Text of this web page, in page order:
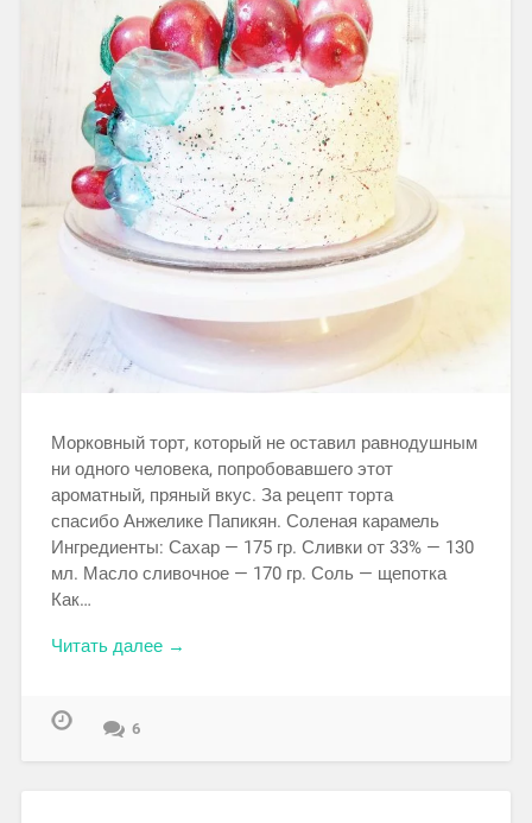
Морковный торт, который не оставил равнодушным
ни одного человека, попробовавшего этот
ароматный, пряный вкус. За рецепт торта
спасибо Анжелике Папикян. Соленая карамель
Ингредиенты: Сахар — 175 гр. Сливки от 33% — 130
мл. Масло сливочное — 170 гр. Соль — щепотка
Как…
Читать далее →
6